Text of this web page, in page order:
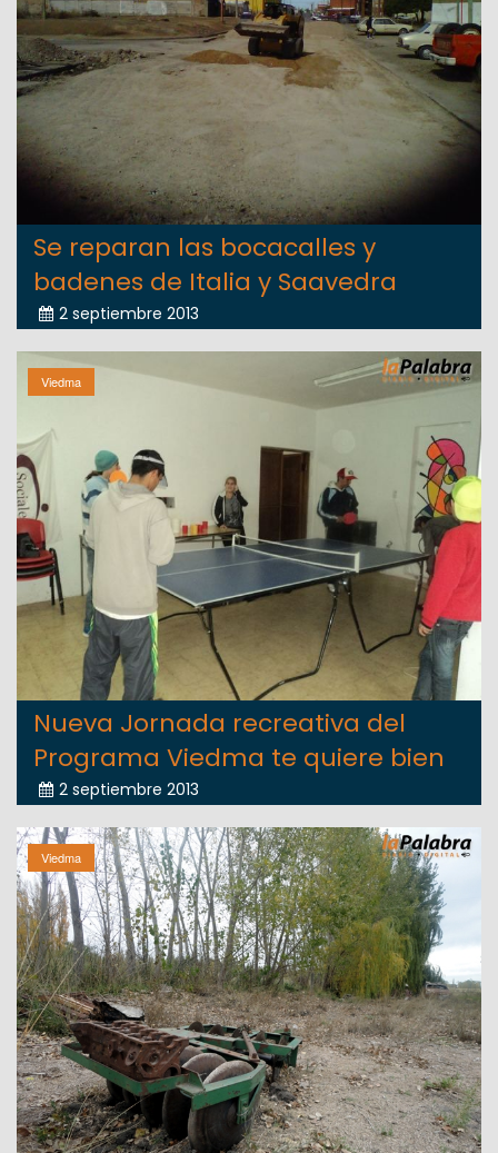
Se reparan las bocacalles y
badenes de Italia y Saavedra
2 septiembre 2013
Viedma
Nueva Jornada recreativa del
Programa Viedma te quiere bien
2 septiembre 2013
Viedma